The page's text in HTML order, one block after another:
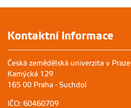
Kontaktní informace
Česká zemědělská univerzita v Praze
Kamýcká 129
165 00 Praha - Suchdol
IČO: 60460709